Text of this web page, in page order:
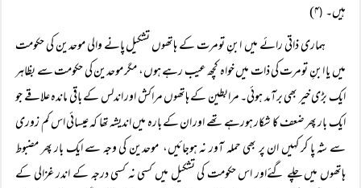
ہیں۔ (۴)
ہماری ذاتی رائے میں ابنِ تومرت کے ہاتھوں تشکیل پانے والی موحدین کی حکومت
میں یا ابنِ تومرت کی ذات میں خواہ کچھ عیب رہے ہوں، مگر موحدین کی حکومت سے بظاہر
ایک بڑی خیر بھی برآمد ہوئی۔ مرابطین کے ہاتھوں مراکش اور اندلس کے باقی ماندہ علاقے جو
ایک بار پھر ضعف کا شکار ہورہے تھے اور ان کے بارہ میں اندیشہ تھا کہ عیسائی اس کم زوری
سے شہ پا کر کہیں ان پر بھی حملہ آور نہ ہوجائیں، موحدین کی وجہ سے ایک بار پھر مضبوط
ہاتھوں میں چلے گئےاور اس حکومت کی تشکیل میں کسی نہ کسی درجہ کے اندر غزالی کے